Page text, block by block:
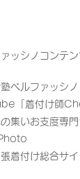
ッシノコンテン
ベルファッシノ
「 着付け師
集いお支度専門
着付け総合サイ